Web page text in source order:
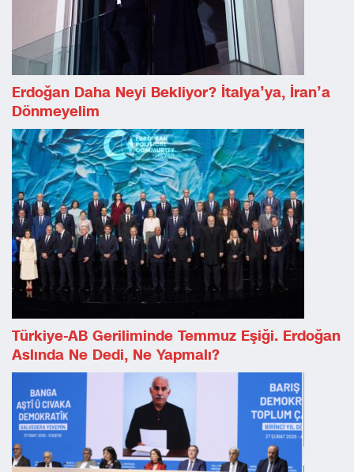
Erdoğan Daha Neyi Bekliyor? İtalya’ya, İran’a
Dönmeyelim
Türkiye-AB Geriliminde Temmuz Eşiği. Erdoğan
Aslında Ne Dedi, Ne Yapmalı?